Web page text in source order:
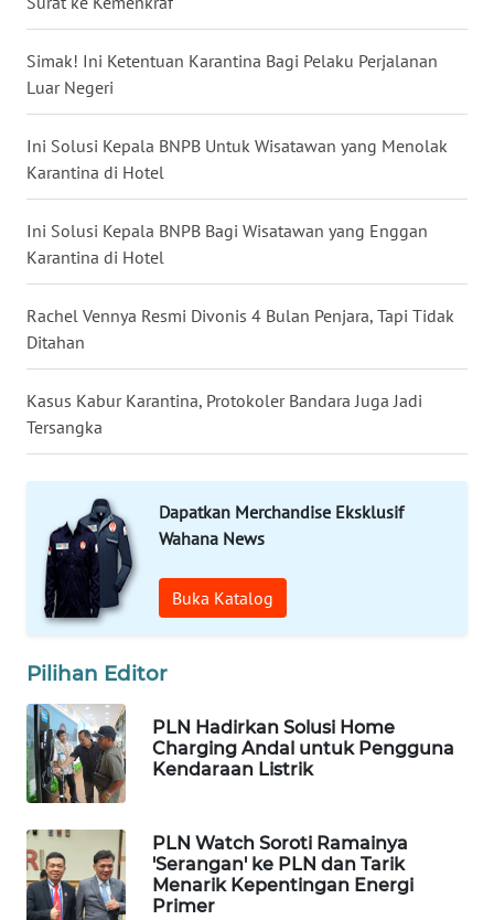
Simak! Ini Ketentuan Karantina Bagi Pelaku Perjalanan
Luar Negeri
Ini Solusi Kepala BNPB Untuk Wisatawan yang Menolak
Karantina di Hotel
Ini Solusi Kepala BNPB Bagi Wisatawan yang Enggan
Karantina di Hotel
Rachel Vennya Resmi Divonis 4 Bulan Penjara, Tapi Tidak
Ditahan
Kasus Kabur Karantina, Protokoler Bandara Juga Jadi
Tersangka
Dapatkan Merchandise Eksklusif
Wahana News
Buka Katalog
Pilihan Editor
PLN Hadirkan Solusi Home
Charging Andal untuk Pengguna
Kendaraan Listrik
PLN Watch Soroti Ramainya
'Serangan' ke PLN dan Tarik
Menarik Kepentingan Energi
Primer
KALTENG
WN
KALTARA
WN
KALSEL
WN
KALTIM
WN
SULSEL
WN
GORONTALO
WN
WN
MALUKU
WN
MALUT
WN
DAIRI
WN
DANAU
TOBA
WN